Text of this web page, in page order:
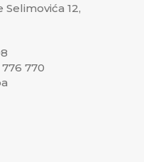
12,
770